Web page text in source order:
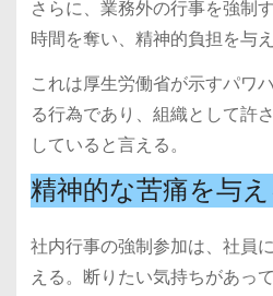
さらに、業務外の行事を強制
時間を奪い、精神的負担を与
これは厚生労働省が示すパワ
る行為であり、組織として許
していると言える。
精神的な苦痛を与え
社内行事の強制参加は、社員
える。断りたい気持ちがあっ